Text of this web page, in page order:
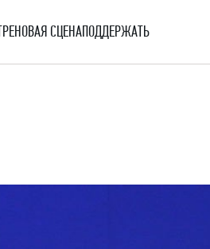
НОВАЯ СЦЕНАПОДДЕРЖАТЬ